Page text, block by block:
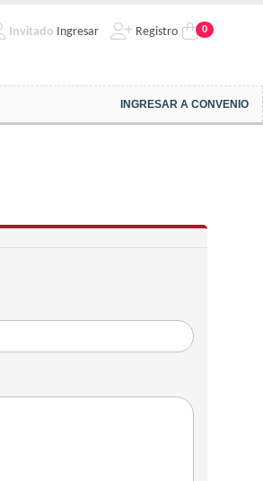
Invitado Ingresar Registro 0
INGRESAR A CONVENIO